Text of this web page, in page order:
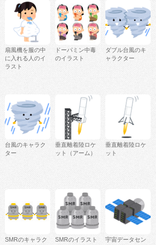
扇風機を服の中
に入れる人のイ
ラスト
ドーパミン中毒
のイラスト
ダブル台風のキ
ャラクター
台風のキャラク
ター
垂直離着陸ロケ
ット（アーム）
垂直離着陸ロケ
ット
SMRのキャラク
SMRのイラスト
宇宙データセン